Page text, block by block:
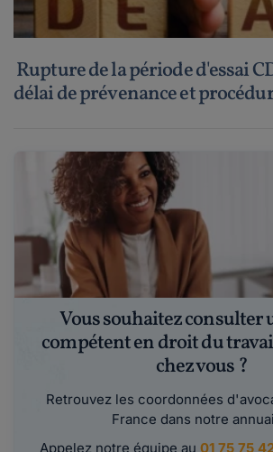
Rupture de la période d'essai
délai de prévenance et
Vous souhaitez consulter
compétent en droit du
chez vous ?
Retrouvez les coordonnées
France dans notre
Appelez notre équipe au 01 75 75